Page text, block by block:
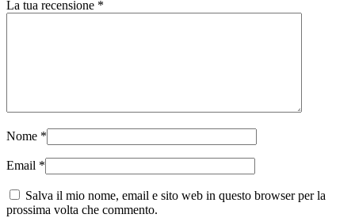
La tua recensione *
Nome *
Email *
Salva il mio nome, email e sito web in questo browser per la
prossima volta che commento.